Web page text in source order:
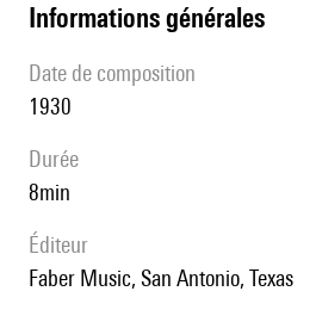
informations générales
date de composition
1930
durée
8min
éditeur
Faber Music, San Antonio, Texas